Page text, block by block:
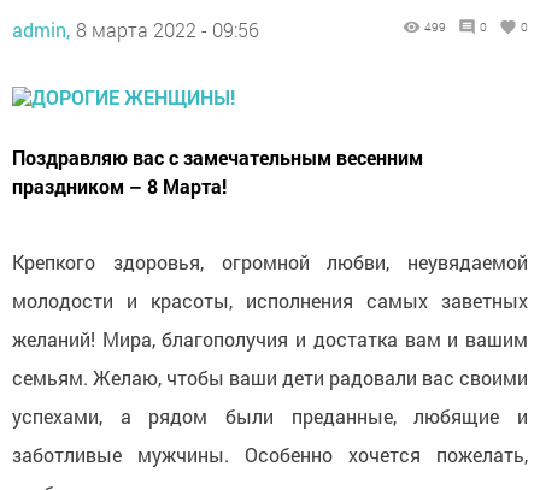
admin, 8 марта 2022 - 09:56 499 0 0
Поздравляю вас с замечательным весенним
праздником – 8 Марта!
Крепкого здоровья, огромной любви, неувядаемой
молодости и красоты, исполнения самых заветных
желаний! Мира, благополучия и достатка вам и вашим
семьям. Желаю, чтобы ваши дети радовали вас своими
успехами, а рядом были преданные, любящие и
заботливые мужчины. Особенно хочется пожелать,